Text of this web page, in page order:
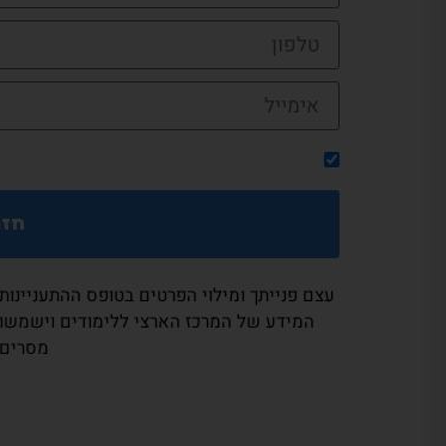
עצם פנייתך ומילוי הפרטים בטופס
המידע של המרכז הארצי ללימודים וישמשו